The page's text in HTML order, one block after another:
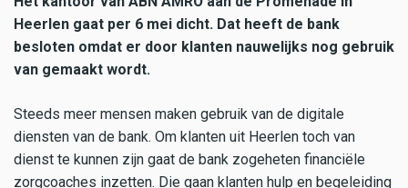
Heerlen gaat per 6 mei dicht. Dat heeft de bank
besloten omdat er door klanten nauwelijks nog gebruik
van gemaakt wordt.
Steeds meer mensen maken gebruik van de digitale
diensten van de bank. Om klanten uit Heerlen toch van
dienst te kunnen zijn gaat de bank zogeheten financiële
zorgcoaches inzetten. Die gaan klanten hulp en begeleiding